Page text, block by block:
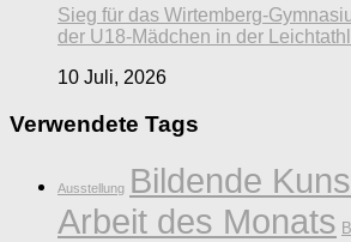
Sieg für das Wirtemberg-
der U18-Mädchen in der
10 Juli, 2026
Verwendete Tags
Ausstellung Bildende
Arbeit des Monats